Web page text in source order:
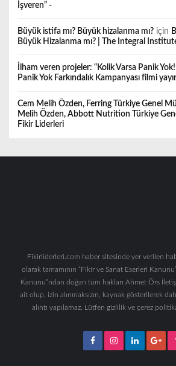
İşveren” -
Büyük istifa mı? Büyük hizalanma mı? için
Büyük Hizalanma mı? | The Integral
İlham veren projeler: “Kolik Varsa Panik
Panik Yok Farkındalık Kampanyası filmi
Cem Melih Özden, Ferring Türkiye Genel
Melih Özden, Abbott Nutrition Türkiye
Fikir Liderleri
Fikirliderleri.com haber sitesinde yer verilen
olarak tamamının “Fikir ve Sanat Eserleri
Kanunu”ndan doğan tüm hakları Ahmet Örs
ait olup, izin alınmaksızın, kaynak gösterilerek
alıntı yapılamaz. Lütfen gizlilik ve çerez